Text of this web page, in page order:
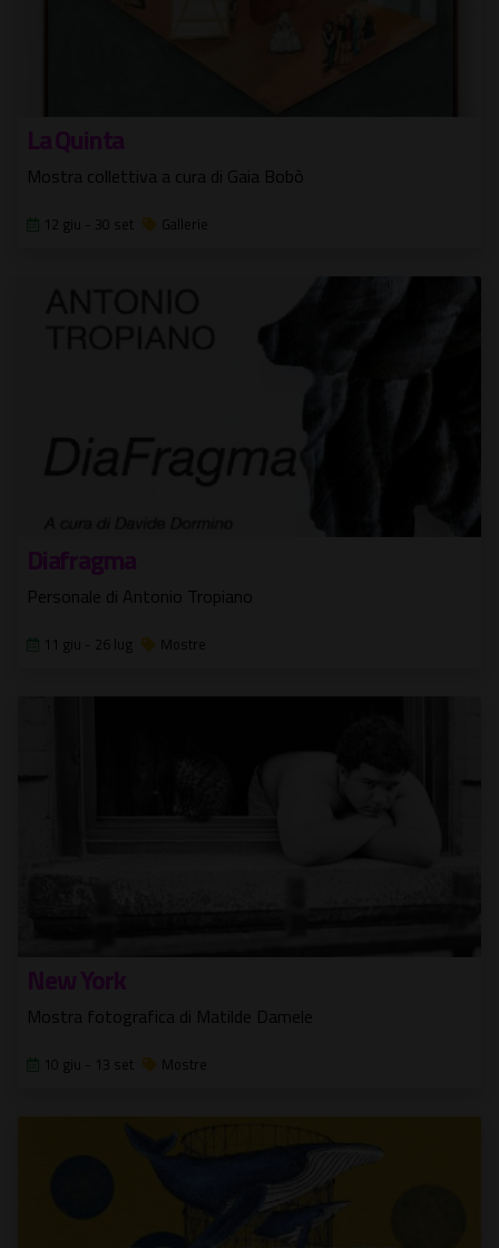
La Quinta
Mostra collettiva a cura di Gaia Bobò
12 giu - 30 set Gallerie
Diafragma
Personale di Antonio Tropiano
11 giu - 26 lug Mostre
New York
Mostra fotografica di Matilde Damele
10 giu - 13 set Mostre